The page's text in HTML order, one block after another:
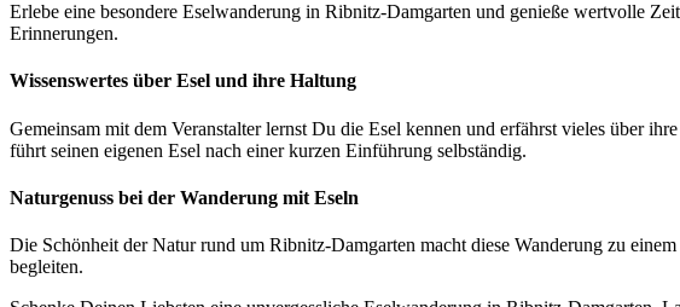
Erlebe eine besondere Eselwanderung in Ribnitz-Damgarten und genieße wertvolle
Erinnerungen.
Wissenswertes über Esel und ihre Haltung
Gemeinsam mit dem Veranstalter lernst Du die Esel kennen und erfährst vieles über
führt seinen eigenen Esel nach einer kurzen Einführung selbständig.
Naturgenuss bei der Wanderung mit Eseln
Die Schönheit der Natur rund um Ribnitz-Damgarten macht diese Wanderung zu
begleiten.